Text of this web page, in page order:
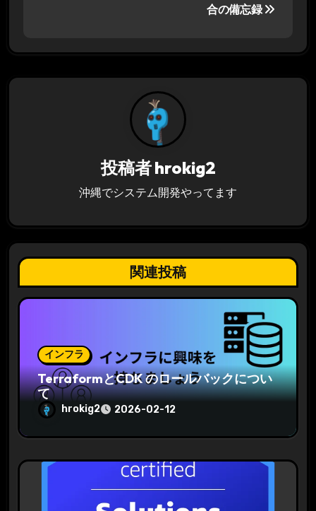
合の備忘録
投稿者hrokig2
沖縄でシステム開発やってます
関連投稿
インフラ
TerraformとCDK のロールバックについ
て
hrokig2 2026-02-12